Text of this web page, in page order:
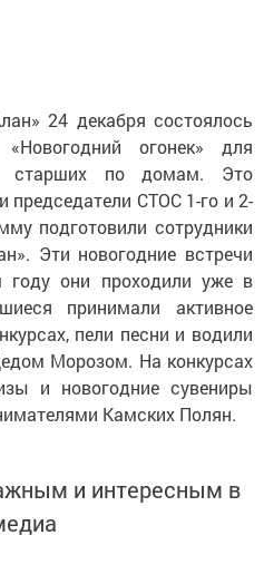
24 декабря состоялось
огонек» для
старших по домам. Это
председатели СТОС 1-го и 2-
подготовили сотрудники
Эти новогодние встречи
году они проходили уже в
принимали активное
пели песни и водили
Морозом. На конкурсах
и новогодние сувениры
Камских Полян.
и интересным в